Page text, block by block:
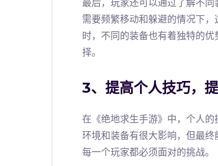
最后，玩家还可以通过了解不
需要频繁移动和躲避的情况下
时，不同的装备也有着独特的
择。
3、提高个人技巧，
在《绝地求生手游》中，个人
环境和装备有很大影响，但最
每一个玩家都必须面对的挑战。